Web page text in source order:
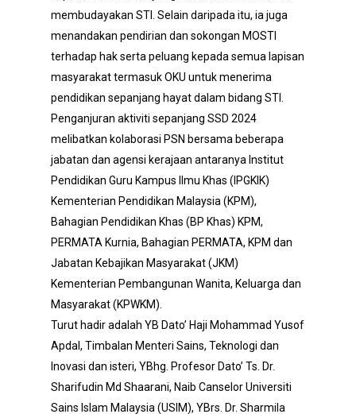
membudayakan STI. Selain daripada itu, ia juga
menandakan pendirian dan sokongan MOSTI
terhadap hak serta peluang kepada semua lapisan
masyarakat termasuk OKU untuk menerima
pendidikan sepanjang hayat dalam bidang STI.
Penganjuran aktiviti sepanjang SSD 2024
melibatkan kolaborasi PSN bersama beberapa
jabatan dan agensi kerajaan antaranya Institut
Pendidikan Guru Kampus Ilmu Khas (IPGKIK)
Kementerian Pendidikan Malaysia (KPM),
Bahagian Pendidikan Khas (BP Khas) KPM,
PERMATA Kurnia, Bahagian PERMATA, KPM dan
Jabatan Kebajikan Masyarakat (JKM)
Kementerian Pembangunan Wanita, Keluarga dan
Masyarakat (KPWKM).
Turut hadir adalah YB Dato’ Haji Mohammad Yusof
Apdal, Timbalan Menteri Sains, Teknologi dan
Inovasi dan isteri, YBhg. Profesor Dato’ Ts. Dr.
Sharifudin Md Shaarani, Naib Canselor Universiti
Sains Islam Malaysia (USIM), YBrs. Dr. Sharmila